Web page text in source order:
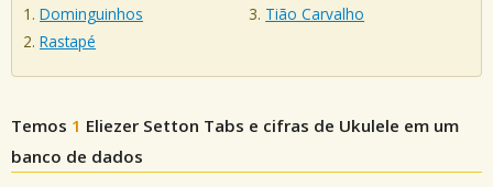
Dominguinhos
Rastapé
Tião Carvalho
Temos 1 Eliezer Setton Tabs e cifras de Ukulele em um
banco de dados